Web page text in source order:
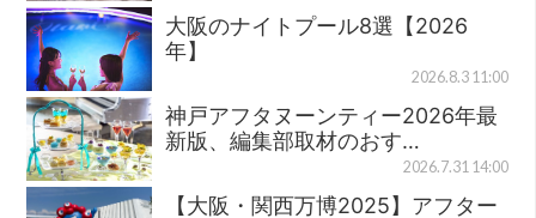
大阪のナイトプール8選【2026
年】
2026.8.3 11:00
神戸アフタヌーンティー2026年最
新版、編集部取材のおす…
2026.7.31 14:00
【大阪・関西万博2025】アフター